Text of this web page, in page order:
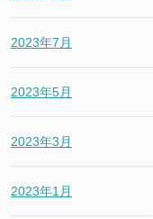
2023年7月
2023年5月
2023年3月
2023年1月